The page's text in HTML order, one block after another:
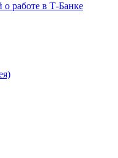
работе в Т-Банке